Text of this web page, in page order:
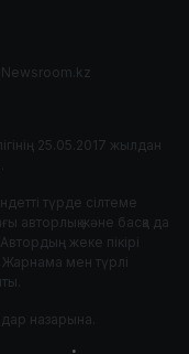
Newsroom.kz
25.05.2017 жылдан
түрде сілтеме
авторлық және басқа да
жеке пікірі
мен түрлі
назарына.